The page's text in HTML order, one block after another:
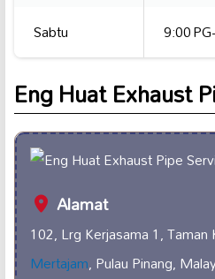
Sabtu 9:00
Eng Huat Exhaust
Alamat
102, Lrg Kerjasama 1,
Mertajam, Pulau Pinang,